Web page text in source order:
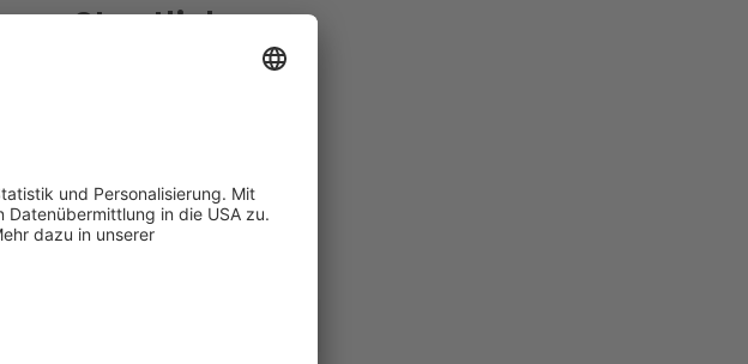
Staatliche
in Düsseldorf
€entspricht dies einer